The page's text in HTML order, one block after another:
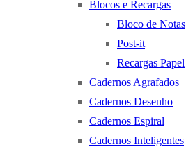
Blocos e Recargas
Bloco de Notas
Post-it
Recargas Papel
Cadernos Agrafados
Cadernos Desenho
Cadernos Espiral
Cadernos Inteligentes